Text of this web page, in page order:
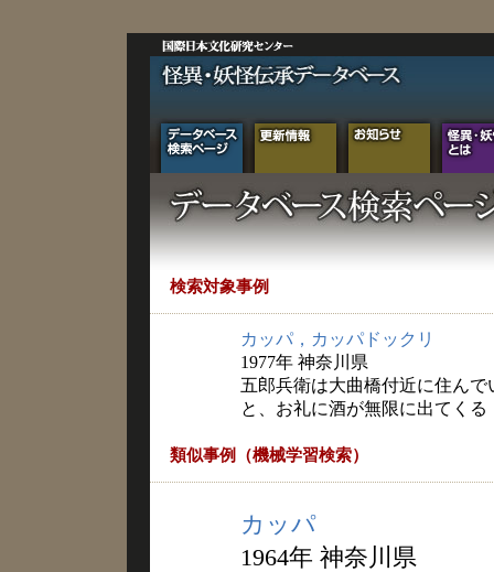
検索対象事例
カッパ，カッパドックリ
1977年 神奈川県
五郎兵衛は大曲橋付近に住ん
と、お礼に酒が無限に出てく
類似事例（機械学習検索）
カッパ
1964年 神奈川県